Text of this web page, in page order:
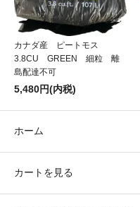
カナダ産 ピートモス
3.8CU GREEN 細粒 離
島配達不可
5,480円(内税)
ホーム
カートを見る